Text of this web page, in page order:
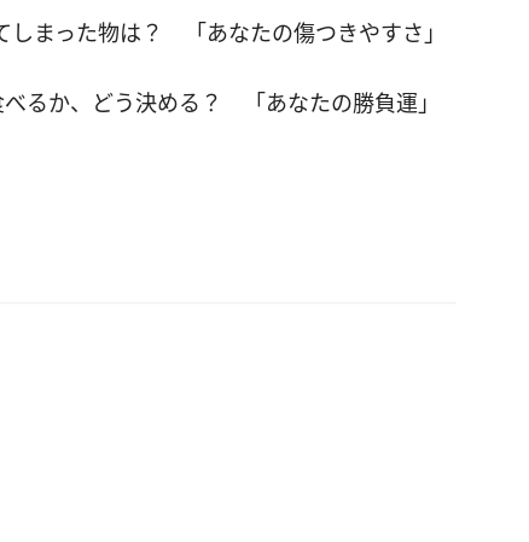
護」「干渉しすぎ」と言われてしまうことも
りも自分の気持ちが大切な人。自分自身と
しまった物は？ 「あなたの傷つきやすさ」
るか、どう決める？ 「あなたの勝負運」